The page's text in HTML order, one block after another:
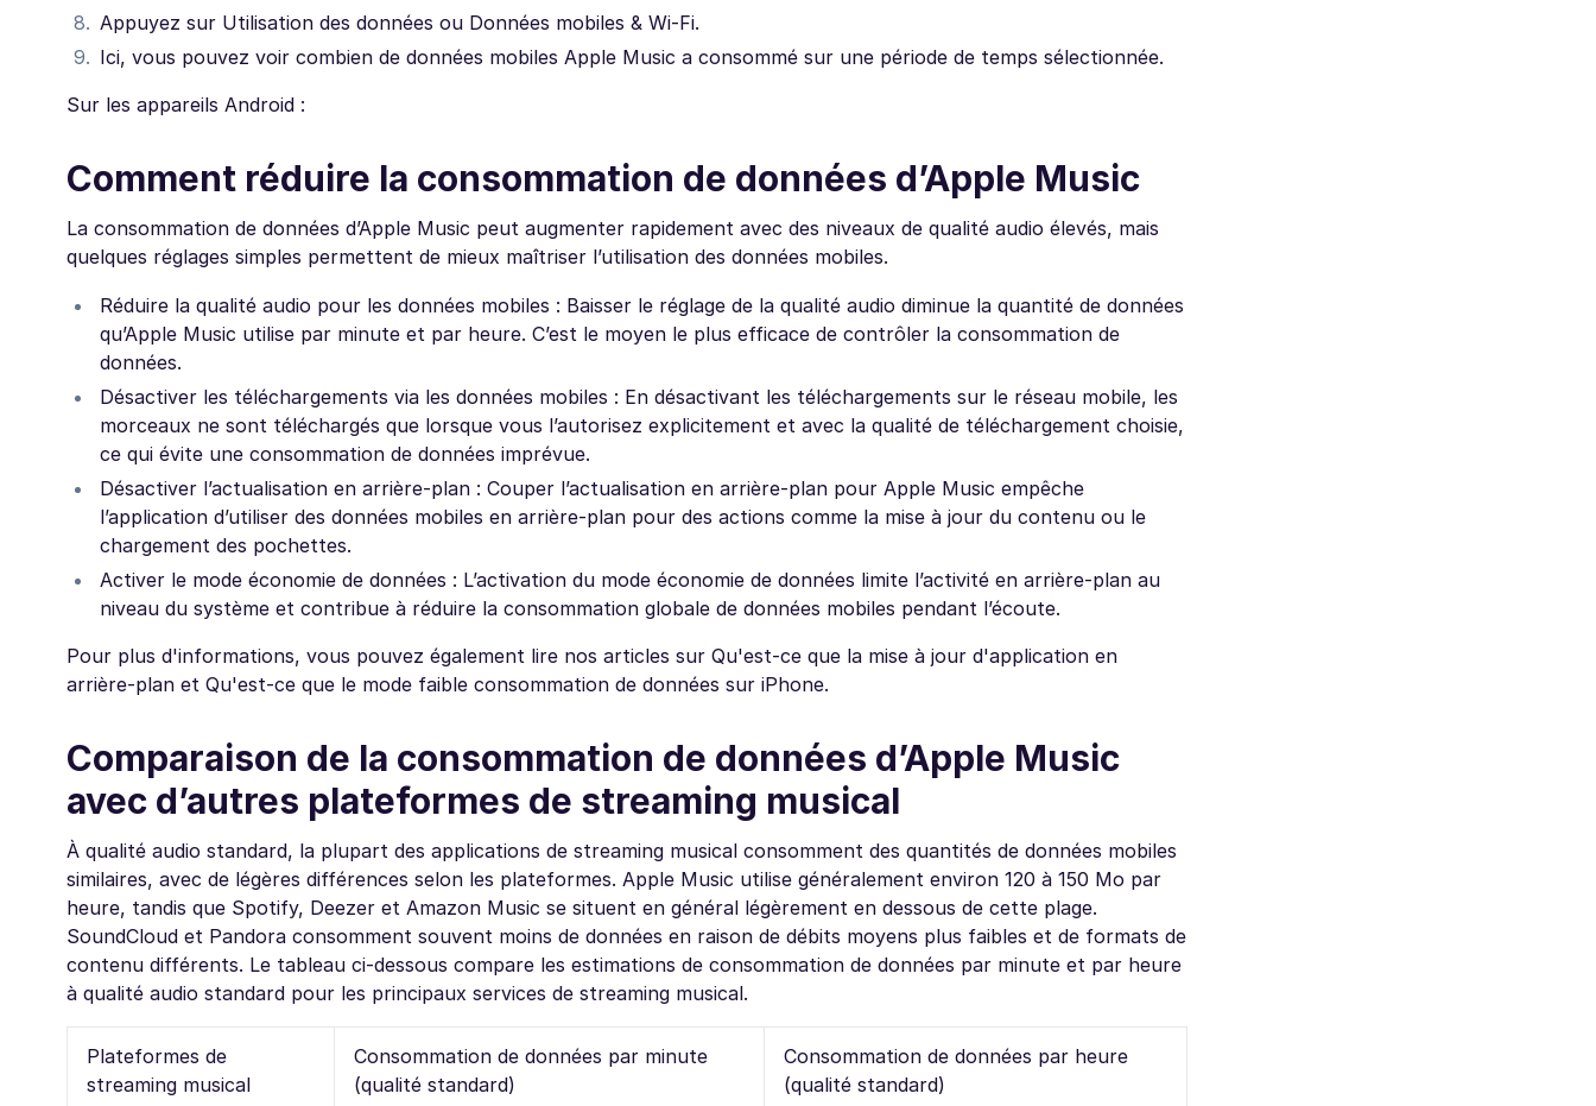
Appuyez sur Utilisation des données ou Données mobiles & Wi-Fi.
Ici, vous pouvez voir combien de données mobiles Apple Music a consommé sur une période de temps sélectionnée.
Sur les appareils Android :
Comment réduire la consommation de données d’Apple Music
La consommation de données d’Apple Music peut augmenter rapidement avec des niveaux de qualité audio élevés, mais
quelques réglages simples permettent de mieux maîtriser l’utilisation des données mobiles.
Réduire la qualité audio pour les données mobiles : Baisser le réglage de la qualité audio diminue la quantité de données
qu’Apple Music utilise par minute et par heure. C’est le moyen le plus efficace de contrôler la consommation de
données.
Désactiver les téléchargements via les données mobiles : En désactivant les téléchargements sur le réseau mobile, les
morceaux ne sont téléchargés que lorsque vous l’autorisez explicitement et avec la qualité de téléchargement choisie,
ce qui évite une consommation de données imprévue.
Désactiver l’actualisation en arrière-plan : Couper l’actualisation en arrière-plan pour Apple Music empêche
l’application d’utiliser des données mobiles en arrière-plan pour des actions comme la mise à jour du contenu ou le
chargement des pochettes.
Activer le mode économie de données : L’activation du mode économie de données limite l’activité en arrière-plan au
niveau du système et contribue à réduire la consommation globale de données mobiles pendant l’écoute.
Pour plus d'informations, vous pouvez également lire nos articles sur Qu'est-ce que la mise à jour d'application en
arrière-plan et Qu'est-ce que le mode faible consommation de données sur iPhone.
Comparaison de la consommation de données d’Apple Music
avec d’autres plateformes de streaming musical
À qualité audio standard, la plupart des applications de streaming musical consomment des quantités de données mobiles
similaires, avec de légères différences selon les plateformes. Apple Music utilise généralement environ 120 à 150 Mo par
heure, tandis que Spotify, Deezer et Amazon Music se situent en général légèrement en dessous de cette plage.
SoundCloud et Pandora consomment souvent moins de données en raison de débits moyens plus faibles et de formats de
contenu différents. Le tableau ci-dessous compare les estimations de consommation de données par minute et par heure
à qualité audio standard pour les principaux services de streaming musical.
Plateformes de
streaming musical
Consommation de données par minute
(qualité standard)
Consommation de données par heure
(qualité standard)